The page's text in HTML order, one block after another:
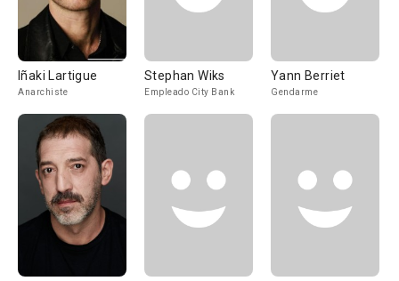
Iñaki Lartigue
Anarchiste
Stephan Wiks
Empleado City Bank
Yann Berriet
Gendarme